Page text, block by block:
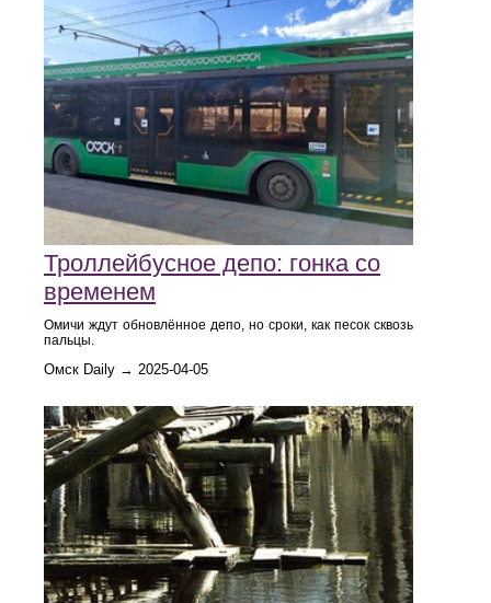
Троллейбусное депо: гонка со
временем
Омичи ждут обновлённое депо, но сроки, как песок сквозь
пальцы.
Омск Daily → 2025-04-05